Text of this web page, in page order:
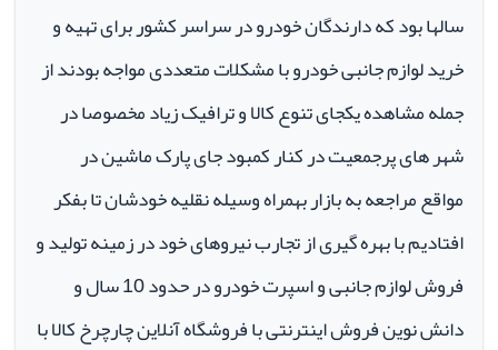
سالها بود که دارندگان خودرو در سراسر کشور برای تهیه و
خرید لوازم جانبی خودرو با مشکلات متعددی مواجه بودند از
جمله مشاهده یکجای تنوع کالا و ترافیک زیاد مخصوصا در
شهر های پرجمعیت در کنار کمبود جای پارک ماشین در
مواقع مراجعه به بازار بهمراه وسیله نقلیه خودشان تا بفکر
افتادیم با بهره گیری از تجارب نیروهای خود در زمینه تولید و
فروش لوازم جانبی و اسپرت خودرو در حدود 10 سال و
دانش نوین فروش اینترنتی با فروشگاه آنلاین چارچرخ کالا با